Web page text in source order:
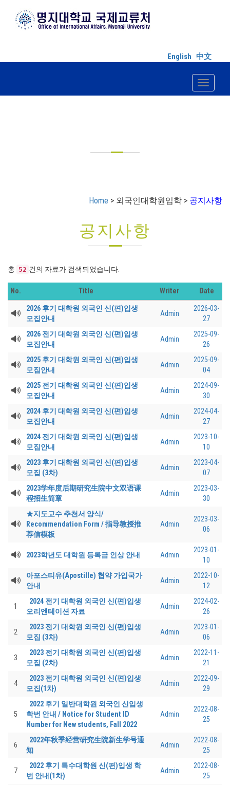
English 中文
Toggle
Home > 외국인대학원입학 > 공지사항
공지사항
총 52 건의 자료가 검색되었습니다.
No. Title Writer
Date
2026 후기 대학원 외국인 신(편)입생
모집안내
Admin
2026-03-
27
2026 전기 대학원 외국인 신(편)입생
모집안내
Admin
2025-09-
26
2025 후기 대학원 외국인 신(편)입생
모집안내
Admin
2025-09-
04
2025 전기 대학원 외국인 신(편)입생
모집안내
Admin
2024-09-
30
2024 후기 대학원 외국인 신(편)입생
모집안내
Admin
2024-04-
27
2024 전기 대학원 외국인 신(편)입생
모집안내
Admin
2023-10-
10
2023 후기 대학원 외국인 신(편)입생
모집 (3차)
Admin
2023-04-
07
2023学年度后期研究生院中文双语课
程招生简章
Admin
2023-03-
30
★지도교수 추천서 양식/
Recommendation Form / 指导教授推
荐信模板
Admin
2023-03-
06
2023학년도 대학원 등록금 인상 안내 Admin
2023-01-
10
아포스티유(Apostille) 협약 가입국가
안내
Admin
2022-10-
12
1
2024 전기 대학원 외국인 신(편)입생
오리엔테이션 자료
Admin
2024-02-
26
2
2023 전기 대학원 외국인 신(편)입생
모집 (3차)
Admin
2023-01-
06
3
2023 전기 대학원 외국인 신(편)입생
모집 (2차)
Admin
2022-11-
21
4
2023 전기 대학원 외국인 신(편)입생
모집(1차)
Admin
2022-09-
29
5
2022 후기 일반대학원 외국인 신입생
학번 안내 / Notice for Student ID
Number for New students, Fall 2022
Admin
2022-08-
25
6
2022年秋季经营研究生院新生学号通
知
Admin
2022-08-
25
7
2022 후기 특수대학원 신(편)입생 학
번 안내(1차)
Admin
2022-08-
25